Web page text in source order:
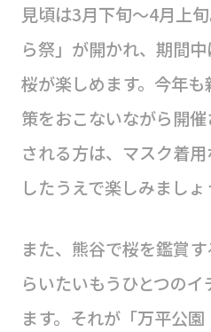
見頃は3月下旬〜4月上
ら祭」が開かれ、期間
桜が楽しめます。今年
策をおこないながら開
される方は、マスク着
したうえで楽しみましょ
また、熊谷で桜を鑑賞
らいたいもうひとつの
ます。それが「万平公